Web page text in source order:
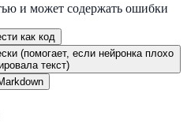
и может содержать ошибки
как код
(помогает, если нейронка плохо
текст)